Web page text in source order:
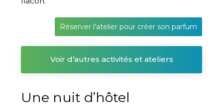
Réserver l’atelier pour créer son parfum
Voir d’autres activités et ateliers
Une nuit d’hôtel